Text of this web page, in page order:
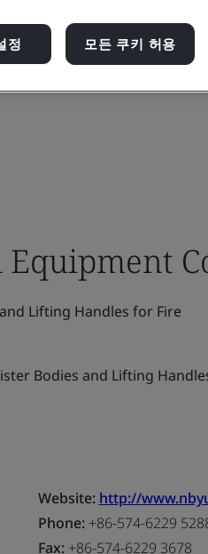
Lifting Handles for Fire
Bodies and Lifting
Website: http://
Phone:+86-574-6229
Fax:+86-574-6229 3678
정 모든 쿠키 허용